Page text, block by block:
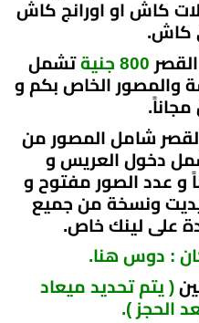
كاش او اورانج كاش
كاش.
800 جنية
تشمل
والمصور الخاص بكم و
.
شامل المصور من
دخول العريس و
و عدد الصور مفتوح و
ونسخة من جميع
على لينك خاص.
: دوس هنا.
( يتم تحديد ميعاد
الحجز ).